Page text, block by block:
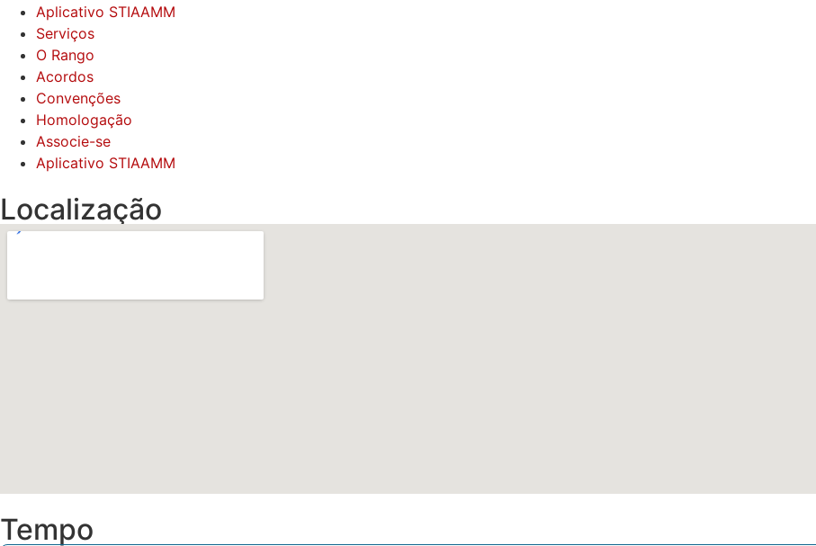
Aplicativo STIAAMM
Serviços
O Rango
Acordos
Convenções
Homologação
Associe-se
Aplicativo STIAAMM
Localização
Tempo